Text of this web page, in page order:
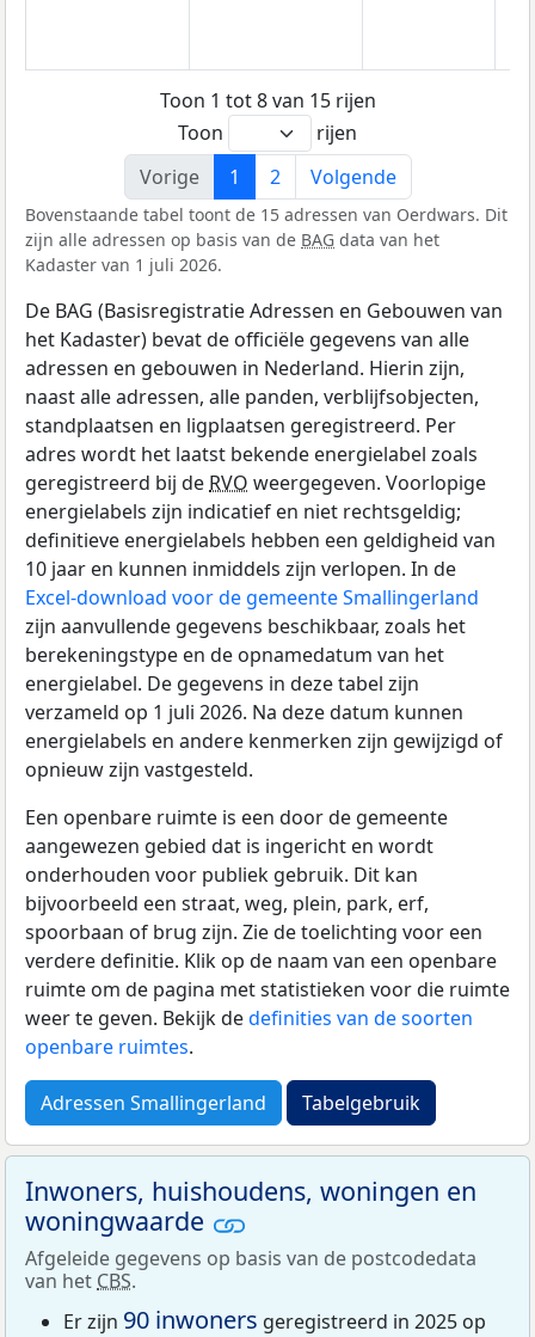
Toon 1 tot 8 van 15 rijen
Toon
rijen
Vorige
1 2 Volgende
Bovenstaande tabel toont de 15 adressen van Oerdwars. Dit
zijn alle adressen op basis van de BAG data van het
Kadaster van 1 juli 2026.
De BAG (Basisregistratie Adressen en Gebouwen van
het Kadaster) bevat de officiële gegevens van alle
adressen en gebouwen in Nederland. Hierin zijn,
naast alle adressen, alle panden, verblijfsobjecten,
standplaatsen en ligplaatsen geregistreerd. Per
adres wordt het laatst bekende energielabel zoals
geregistreerd bij de RVO weergegeven. Voorlopige
energielabels zijn indicatief en niet rechtsgeldig;
definitieve energielabels hebben een geldigheid van
10 jaar en kunnen inmiddels zijn verlopen. In de
Excel-download voor de gemeente Smallingerland
zijn aanvullende gegevens beschikbaar, zoals het
berekeningstype en de opnamedatum van het
energielabel. De gegevens in deze tabel zijn
verzameld op 1 juli 2026. Na deze datum kunnen
energielabels en andere kenmerken zijn gewijzigd of
opnieuw zijn vastgesteld.
Een openbare ruimte is een door de gemeente
aangewezen gebied dat is ingericht en wordt
onderhouden voor publiek gebruik. Dit kan
bijvoorbeeld een straat, weg, plein, park, erf,
spoorbaan of brug zijn. Zie de toelichting voor een
verdere definitie. Klik op de naam van een openbare
ruimte om de pagina met statistieken voor die ruimte
weer te geven. Bekijk dedefinities van de soorten
openbare ruimtes.
Adressen Smallingerland Tabelgebruik
Inwoners, huishoudens, woningen en
woningwaarde
Afgeleide gegevens op basis van de postcodedata
van het CBS.
Er zijn 90 inwoners geregistreerd in 2025 op